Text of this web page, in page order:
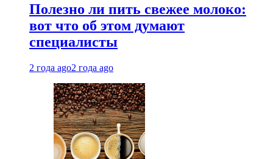
Полезно ли пить свежее молоко:
вот что об этом думают
специалисты
2 года ago2 года ago